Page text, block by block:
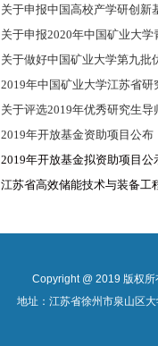
关于申报中国高校产学研创新
关于申报2020年中国矿业大
关于做好中国矿业大学第九批
2019年中国矿业大学江苏省
关于评选2019年优秀研究生
2019年开放基金资助项目公布
2019年开放基金拟资助项目公
江苏省高效储能技术与装备工
Copyright @ 2019 版权
地址：江苏省徐州市泉山区